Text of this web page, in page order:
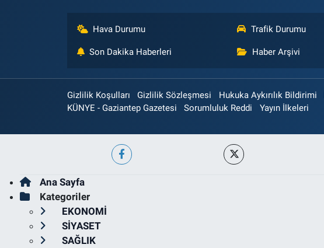
Hava Durumu Trafik Durumu
Son Dakika Haberleri Haber Arşivi
Gizlilik Koşulları Gizlilik Sözleşmesi Hukuka Aykırılık Bildirimi
KÜNYE - Gaziantep Gazetesi
Sorumluluk Reddi Yayın İlkeleri
Ana Sayfa
Kategoriler
EKONOMİ
SİYASET
SAĞLIK